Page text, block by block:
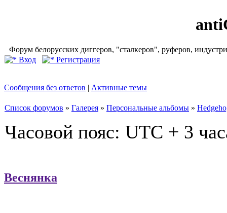
Форум белорусских диггеров, "сталкеров", руферов,
Вход
Регистрация
Сообщения без ответов | Активные темы
Список форумов » Галерея » Персональные альбомы »
Часовой пояс: UTC + 3
Веснянка